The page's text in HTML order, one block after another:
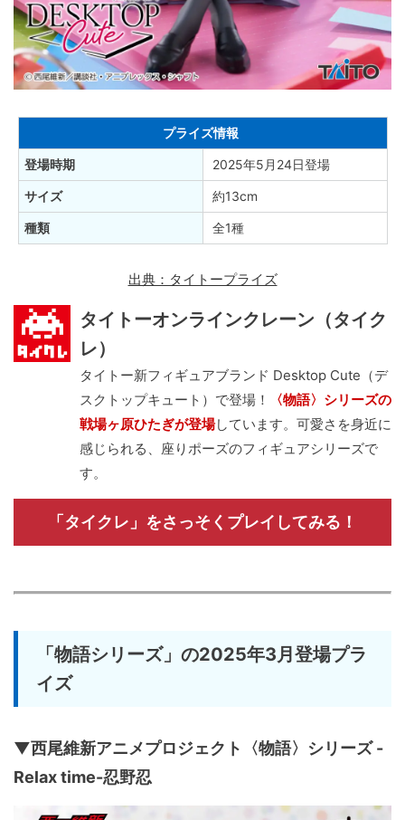
プライズ情報
登場時期 2025年5月24日登場
サイズ 約13cm
種類 全1種
出典：タイトープライズ
タイトーオンラインクレーン（タイク
レ）
タイトー新フィギュアブランド Desktop Cute（デ
スクトップキュート）で登場！
〈物語〉シリーズの
戦場ヶ原ひたぎが登場しています。可愛さを身近に
感じられる、座りポーズのフィギュアシリーズで
す。
「タイクレ」をさっそくプレイしてみる！
「物語シリーズ」の2025年3月登場プラ
イズ
▼西尾維新アニメプロジェクト〈物語〉シリーズ -
Relax time-忍野忍